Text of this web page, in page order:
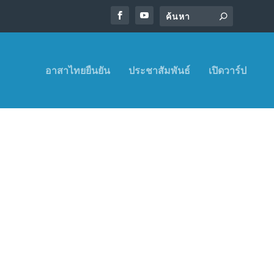
อาสาไทยยืนยัน ประชาสัมพันธ์ เปิดวาร์ป